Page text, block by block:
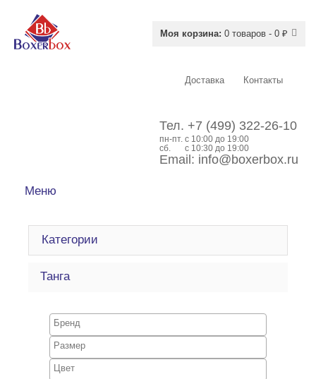
Моя корзина: 0 товаров - 0 ₽
Доставка Контакты
Тел. +7 (499) 322-26-10
пн-пт. c 10:00 до 19:00
сб.
с 10:30 до 19:00
Email: info@boxerbox.ru
Меню
Категории
Танга